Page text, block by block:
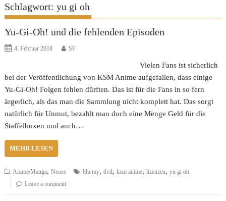
Schlagwort:yu gi oh
Yu-Gi-Oh! und die fehlenden Episoden
4. Februar 2018 SF
Vielen Fans ist sicherlich
bei der Veröffentlichung von KSM Anime aufgefallen, dass einige
Yu-Gi-Oh! Folgen fehlen dürften. Das ist für die Fans in so fern
ärgerlich, als das man die Sammlung nicht komplett hat. Das sorgt
natürlich für Unmut, bezahlt man doch eine Menge Geld für die
Staffelboxen und auch…
MEHR LESEN
Anime/Manga,Neues blu ray,dvd,ksm anime,lizenzen,yu gi oh
Leave a comment